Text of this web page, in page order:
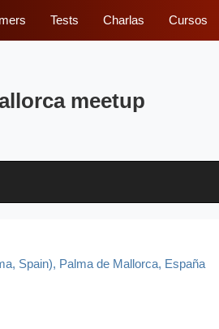
Tests Charlas Cursos
meetup
Spain), Palma de Mallorca, España